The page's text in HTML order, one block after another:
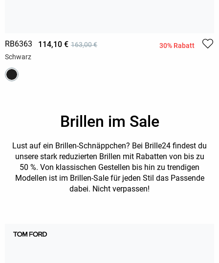
RB6363 114,10 € 163,00 €
30% Rabatt
Schwarz
Brillen im Sale
Lust auf ein Brillen-Schnäppchen? Bei Brille24 findest du
unsere stark reduzierten Brillen mit Rabatten von bis zu
50 %. Von klassischen Gestellen bis hin zu trendigen
Modellen ist im Brillen-Sale für jeden Stil das Passende
dabei. Nicht verpassen!